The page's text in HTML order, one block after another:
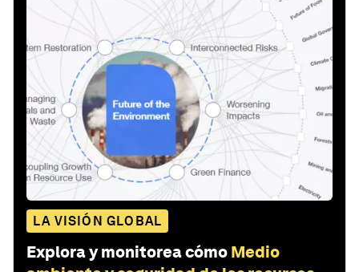
LA VISIÓN GLOBAL
Explora y monitorea cómo Medio